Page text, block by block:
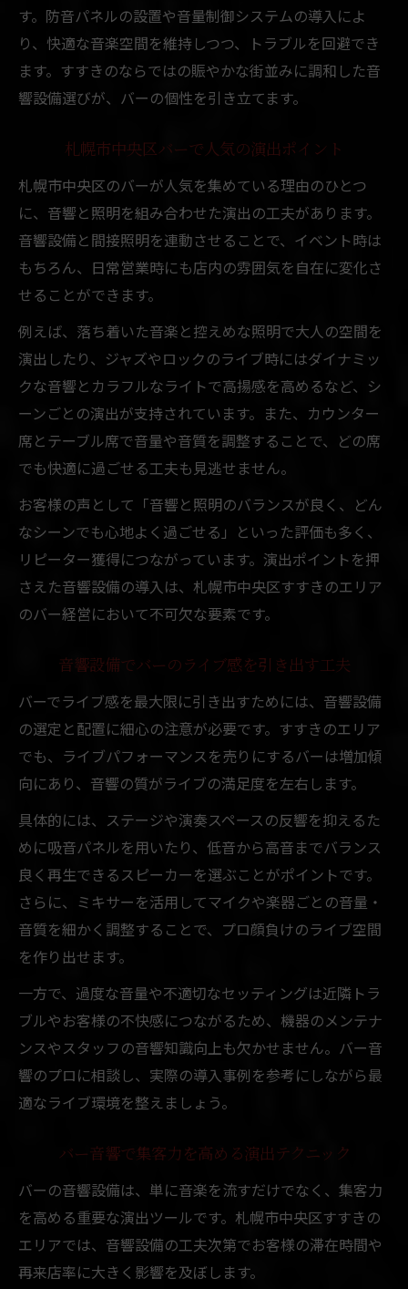
す。防音パネルの設置や音量制御システムの導入によ
り、快適な音楽空間を維持しつつ、トラブルを回避でき
ます。すすきのならではの賑やかな街並みに調和した音
響設備選びが、バーの個性を引き立てます。
札幌市中央区バーで人気の演出ポイント
札幌市中央区のバーが人気を集めている理由のひとつ
に、音響と照明を組み合わせた演出の工夫があります。
音響設備と間接照明を連動させることで、イベント時は
もちろん、日常営業時にも店内の雰囲気を自在に変化さ
せることができます。
例えば、落ち着いた音楽と控えめな照明で大人の空間を
演出したり、ジャズやロックのライブ時にはダイナミッ
クな音響とカラフルなライトで高揚感を高めるなど、シ
ーンごとの演出が支持されています。また、カウンター
席とテーブル席で音量や音質を調整することで、どの席
でも快適に過ごせる工夫も見逃せません。
お客様の声として「音響と照明のバランスが良く、どん
なシーンでも心地よく過ごせる」といった評価も多く、
リピーター獲得につながっています。演出ポイントを押
さえた音響設備の導入は、札幌市中央区すすきのエリア
のバー経営において不可欠な要素です。
音響設備でバーのライブ感を引き出す工夫
バーでライブ感を最大限に引き出すためには、音響設備
の選定と配置に細心の注意が必要です。すすきのエリア
でも、ライブパフォーマンスを売りにするバーは増加傾
向にあり、音響の質がライブの満足度を左右します。
具体的には、ステージや演奏スペースの反響を抑えるた
めに吸音パネルを用いたり、低音から高音までバランス
良く再生できるスピーカーを選ぶことがポイントです。
さらに、ミキサーを活用してマイクや楽器ごとの音量・
音質を細かく調整することで、プロ顔負けのライブ空間
を作り出せます。
一方で、過度な音量や不適切なセッティングは近隣トラ
ブルやお客様の不快感につながるため、機器のメンテナ
ンスやスタッフの音響知識向上も欠かせません。バー音
響のプロに相談し、実際の導入事例を参考にしながら最
適なライブ環境を整えましょう。
バー音響で集客力を高める演出テクニック
バーの音響設備は、単に音楽を流すだけでなく、集客力
を高める重要な演出ツールです。札幌市中央区すすきの
エリアでは、音響設備の工夫次第でお客様の滞在時間や
再来店率に大きく影響を及ぼします。